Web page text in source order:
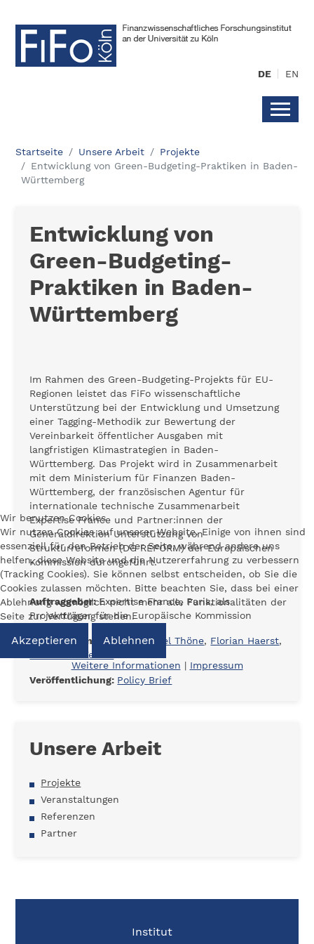
DE EN
Startseite Unsere Arbeit
Projekte
Entwicklung von Green-Budgeting-Praktiken in Baden-
Württemberg
Entwicklung von
Green-Budgeting-
Praktiken in Baden-
Württemberg
Im Rahmen des Green-Budgeting-Projekts für EU-
Regionen leistet das FiFo wissenschaftliche
Unterstützung bei der Entwicklung und Umsetzung
einer Tagging-Methodik zur Bewertung der
Vereinbarkeit öffentlicher Ausgaben mit
langfristigen Klimastrategien in Baden-
Württemberg. Das Projekt wird in Zusammenarbeit
mit dem Ministerium für Finanzen Baden-
Württemberg, der französischen Agentur für
internationale technische Zusammenarbeit
Expertise France und Partner:innen der
Generaldirektion Unterstützung von
Strukturreformen (DG REFORM) der Europäischen
Kommission durchgeführt.
Auftraggeber:Expertise France, Paris, als
Projektträger für die Europäische Kommission
Bearbeiter:innen: Dr. Michael Thöne, Florian Haerst,
Dr. Tom McKenzie
Veröffentlichung: Policy Brief
Unsere Arbeit
Projekte
Veranstaltungen
Referenzen
Partner
Institut
Wir benutzen Cookies
Wir nutzen Cookies auf unserer Website. Einige von ihnen sind
essenziell für den Betrieb der Seite, während andere uns
helfen, diese Website und die Nutzererfahrung zu verbessern
(Tracking Cookies). Sie können selbst entscheiden, ob Sie die
Cookies zulassen möchten. Bitte beachten Sie, dass bei einer
Ablehnung womöglich nicht mehr alle Funktionalitäten der
Seite zur Verfügung stehen.
Akzeptieren Ablehnen
Weitere Informationen | Impressum